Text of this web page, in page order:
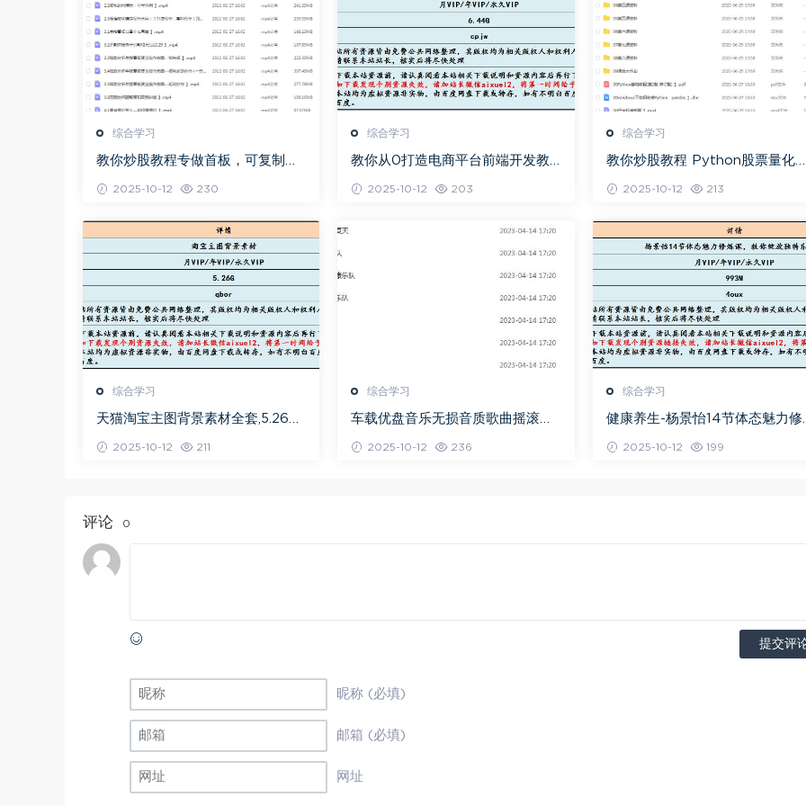
综合学习
教你炒股教程专做首板，可复制的
2025-10-12 230
综合学习
教你从0打造电商平台前端开发教
2025-10-12 203
综合学习
教你炒股教程 Python股票量化
2025-10-12 213
综合学习
天猫淘宝主图背景素材全套,5.26G
2025-10-12 211
综合学习
车载优盘音乐无损音质歌曲摇滚歌
2025-10-12 236
综合学习
健康养生-杨景怡14节体态魅力修
打包下载
2025-10-12 199
评论 0
提交评
昵称 (必填)
邮箱 (必填)
网址